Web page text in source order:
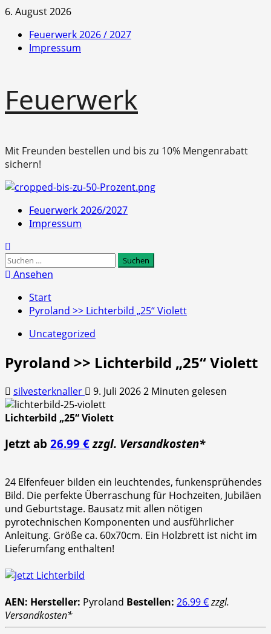
Zum
springen
6. August 2026
Feuerwerk 2026 / 2027
Impressum
Feuerwerk
Mit Freunden bestellen und bis zu 10% Mengenrabatt
sichern!
Primäres
Menü
Feuerwerk 2026/2027
Impressum
Suchen
nach:
Ansehen
Start
Pyroland >> Lichterbild „25“ Violett
Uncategorized
Pyroland >> Lichterbild „25“ Violett
silvesterknaller 9. Juli 20262 Minuten gelesen
Lichterbild „25“ Violett
Jetzt ab 26.99 € zzgl. Versandkosten*
24 Elfenfeuer bilden ein leuchtendes, funkensprühendes
Bild. Die perfekte Überraschung für Hochzeiten, Jubiläen
und Geburtstage. Bausatz mit allen nötigen
pyrotechnischen Komponenten und ausführlicher
Anleitung. Größe ca. 60x70cm. Ein Holzbrett ist nicht im
Lieferumfang enthalten!
AEN: Hersteller: Pyroland Bestellen: 26.99 €zzgl.
Versandkosten*